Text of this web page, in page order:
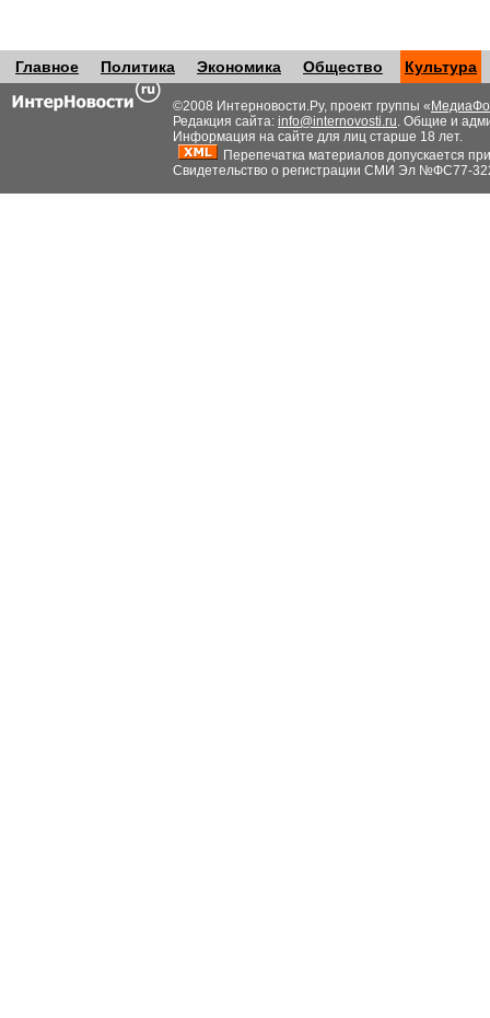
Главное Политика Экономика Общество Культура
©2008 Интерновости.Ру, проект группы «
Редакция сайта: info@internovosti.ru. Общие и
Информация на сайте для лиц старше 18 лет.
Перепечатка материалов допускается
Свидетельство о регистрации СМИ Эл №ФС77-